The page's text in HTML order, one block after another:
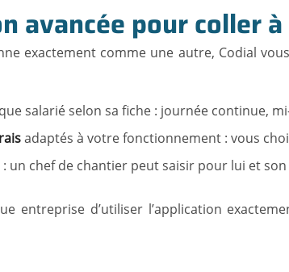
avancée pour coller
exactement comme une autre, Codial
salarié selon sa fiche : journée continue,
adaptés à votre fonctionnement : vous
: un chef de chantier peut saisir pour lui et
entreprise d’utiliser l’application